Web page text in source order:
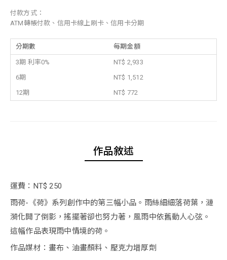
付款方式：
ATM轉帳付款、信用卡線上刷卡、信用卡分期
分期數 每期金額
3期 利率0%
NT$ 2,933
6期
NT$ 1,512
12期
NT$ 772
作品敘述
運費：NT$ 250
雨荷-《荷》系列創作中的第三幅小品。雨絲細細落荷葉，漣
漪化開了倒影，搖擺著卻也努力著，風雨中依舊動人心弦。
這幅作品表現雨中情境的荷。
作品媒材：畫布、油畫顏料、壓克力增厚劑